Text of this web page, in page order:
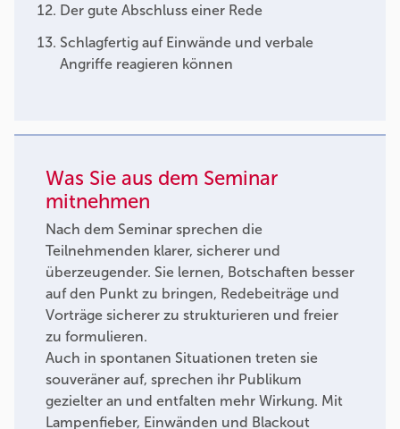
Der gute Abschluss einer Rede
Schlagfertig auf Einwände und verbale
Angriffe reagieren können
Was Sie aus dem Seminar
mitnehmen
Nach dem Seminar sprechen die
Teilnehmenden klarer, sicherer und
überzeugender. Sie lernen, Botschaften besser
auf den Punkt zu bringen, Redebeiträge und
Vorträge sicherer zu strukturieren und freier
zu formulieren.
Auch in spontanen Situationen treten sie
souveräner auf, sprechen ihr Publikum
gezielter an und entfalten mehr Wirkung. Mit
Lampenfieber, Einwänden und Blackout